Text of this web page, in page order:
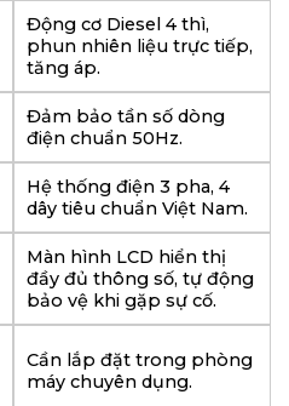
Động cơ Diesel 4 thì,
phun nhiên liệu trực tiếp,
tăng áp.
Đảm bảo tần số dòng
điện chuẩn 50Hz.
Hệ thống điện 3 pha, 4
dây tiêu chuẩn Việt Nam.
Màn hình LCD hiển thị
đầy đủ thông số, tự động
bảo vệ khi gặp sự cố.
Cần lắp đặt trong phòng
máy chuyên dụng.